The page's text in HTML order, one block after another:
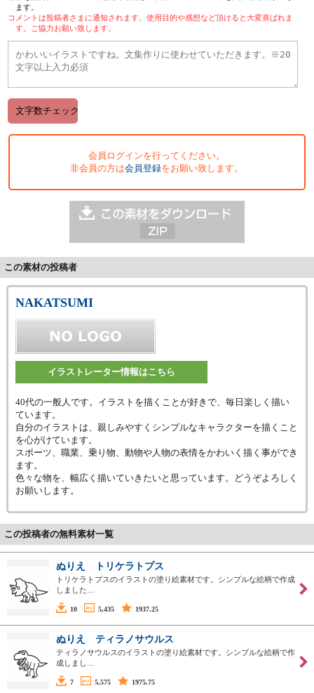
ます。
コメントは投稿者さまに通知されます。使用目的や感想など頂けると大変喜ばれま
す。ご協力お願い致します。
会員ログインを行ってください。
非会員の方は会員登録をお願い致します。
この素材の投稿者
NAKATSUMI
イラストレーター情報はこちら
40代の一般人です。イラストを描くことが好きで、毎日楽しく描い
ています。
自分のイラストは、親しみやすくシンプルなキャラクターを描くこと
を心がけています。
スポーツ、職業、乗り物、動物や人物の表情をかわいく描く事ができ
ます。
色々な物を、幅広く描いていきたいと思っています。どうぞよろしく
お願いします。
この投稿者の無料素材一覧
ぬりえ トリケラトプス
トリケラトプスのイラストの塗り絵素材です。シンプルな絵柄で作成
しました…
10 5,435 1937.25
ぬりえ ティラノサウルス
ティラノサウルスのイラストの塗り絵素材です。シンプルな絵柄で作
成しまし…
7 5,575 1975.75